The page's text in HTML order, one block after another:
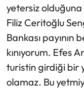
yetersiz olduğuna
Filiz Ceritoğlu
Bankası payının
kınıyorum. Efes
turistin girdiği bir
olamaz. Bu